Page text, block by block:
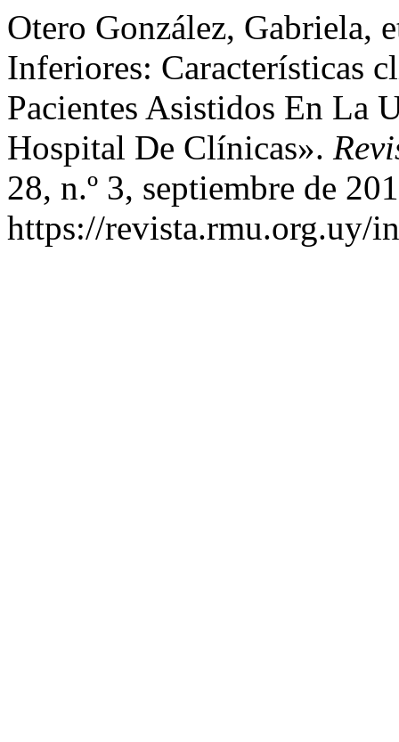
Otero González, Gabriela,
Inferiores: Características
Pacientes Asistidos En La
Hospital De Clínicas».
28, n.º 3, septiembre de
https://revista.rmu.org.uy/